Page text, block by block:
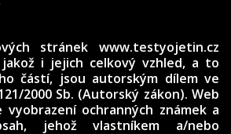
stránek www.testyojetin.cz
jakož i jejich celkový vzhled, a to
částí, jsou autorským dílem ve
2000 Sb. (Autorský zákon). Web
vyobrazení ochranných známek a
jehož vlastníkem a/nebo